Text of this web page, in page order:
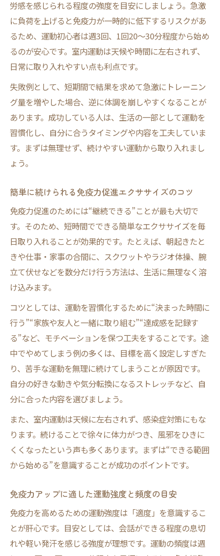
疲れやすい時の免疫力低下サインと見分け
方
疲労を溜めずに免疫力を保つ運動の工夫
免疫力低下を防ぐためのセルフチェック方
法
無理のない運動習慣で免疫力を安定させる
コツ
続けやすい頻度で免疫力アップを目指すには
免疫力維持に最適なトレーニング頻度の決
生活リズムに合わせた免疫力アップの習慣
化
免疫力向上と疲労回復を両立する運動法
忙しい日常でも免疫力を高める継続の工夫
免疫力低下のサインと対策を知る方法
免疫力が落ちている時の身体サインを知ろ
免疫力低下サインに気づくセルフチェック
法
免疫力低下を感じた時のすぐできる対策
疲れや睡眠不足時の免疫力サポート方法
免疫力低下を防ぐための生活改善ポイント
短時間でも実践しやすい免疫力促進メニュー
短時間で効果を実感できる免疫力運動メニ
ュー
室内で手軽に始める免疫力アップの実践法
忙しい人向けの簡単免疫力促進トレーニン
免疫力を高める運動と食事の組み合わせ例
短時間で免疫力を上げる生活習慣のポイン
ト
労感を感じられる程度の強度を目安にしましょう。急激
に負荷を上げると免疫力が一時的に低下するリスクがあ
るため、運動初心者は週3回、1回20〜30分程度から始め
るのが安心です。室内運動は天候や時間に左右されず、
日常に取り入れやすい点も利点です。
失敗例として、短期間で結果を求めて急激にトレーニン
グ量を増やした場合、逆に体調を崩しやすくなることが
あります。成功している人は、生活の一部として運動を
習慣化し、自分に合うタイミングや内容を工夫していま
す。まずは無理せず、続けやすい運動から取り入れまし
ょう。
簡単に続けられる免疫力促進エクササイズのコツ
免疫力促進のためには“継続できる”ことが最も大切で
す。そのため、短時間でできる簡単なエクササイズを毎
日取り入れることが効果的です。たとえば、朝起きたと
きや仕事・家事の合間に、スクワットやラジオ体操、腕
立て伏せなどを数分だけ行う方法は、生活に無理なく溶
け込みます。
コツとしては、運動を習慣化するために“決まった時間に
行う”“家族や友人と一緒に取り組む”“達成感を記録す
る”など、モチベーションを保つ工夫をすることです。途
中でやめてしまう例の多くは、目標を高く設定しすぎた
り、苦手な運動を無理に続けてしまうことが原因です。
自分の好きな動きや気分転換になるストレッチなど、自
分に合った内容を選びましょう。
また、室内運動は天候に左右されず、感染症対策にもな
ります。続けることで徐々に体力がつき、風邪をひきに
くくなったという声も多くあります。まずは“できる範囲
から始める”を意識することが成功のポイントです。
免疫力アップに適した運動強度と頻度の目安
免疫力を高めるための運動強度は「適度」を意識するこ
とが肝心です。目安としては、会話ができる程度の息切
れや軽い発汗を感じる強度が理想です。運動の頻度は週